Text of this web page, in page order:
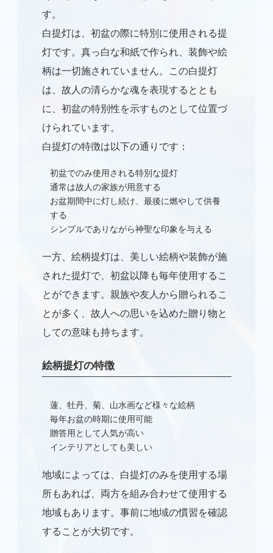
仏壇修理
仏壇クリーニング
仏壇引っ越し
仏壇処分供養
寺院の洗浄修復
会社概要
す。
白提灯は、初盆の際に特別に使用される提
灯です。真っ白な和紙で作られ、装飾や絵
柄は一切施されていません。この白提灯
は、故人の清らかな魂を表現するととも
に、初盆の特別性を示すものとして位置づ
けられています。
白提灯の特徴は以下の通りです：
初盆でのみ使用される特別な提灯
通常は故人の家族が用意する
お盆期間中に灯し続け、最後に燃やして供養
する
シンプルでありながら神聖な印象を与える
一方、絵柄提灯は、美しい絵柄や装飾が施
された提灯で、初盆以降も毎年使用するこ
とができます。親族や友人から贈られるこ
とが多く、故人への思いを込めた贈り物と
しての意味も持ちます。
絵柄提灯の特徴
蓮、牡丹、菊、山水画など様々な絵柄
毎年お盆の時期に使用可能
贈答用として人気が高い
インテリアとしても美しい
地域によっては、白提灯のみを使用する場
所もあれば、両方を組み合わせて使用する
地域もあります。事前に地域の慣習を確認
することが大切です。